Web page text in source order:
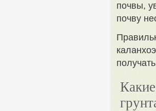
почвы,
почву